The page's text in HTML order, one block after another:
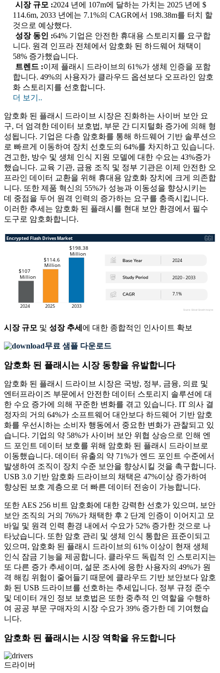
시장 규모 :2024 년에 107m에 달하는 가치는 2025 년에 $
114.6m, 2033 년에는 7.1%의 CAGR에서 198.38m를 터치 할
것으로 예상했다.
성장 동인 :64% 기업은 안전한 휴대용 스토리지를 요구합
니다. 원격 인프라 전체에서 암호화 된 하드웨어 채택이
58% 증가했습니다.
트렌드 :이제 플래시 드라이브의 61%가 생체 인증을 포함
합니다. 49%의 사용자가 클라우드 옵션보다 오프라인 암호
화 스토리지를 선호합니다.
더 보기..
암호화 된 플래시 드라이브 시장은 진화하는 사이버 보안 요
구, 더 엄격한 데이터 보호법, 부문 간 디지털화 증가에 의해 형
성됩니다. 기업은 다층 암호화를 통해 하드웨어 기반 솔루션으
로 빠르게 이동하여 장치 선호도의 64%를 차지하고 있습니다.
견고한, 방수 및 생체 인식 지원 모델에 대한 수요는 43%증가
했습니다. 교육 기관, 금융 조직 및 정부 기관은 이제 안전한 오
프라인 데이터 교환을 위해 휴대용 암호화 장치에 크게 의존합
니다. 또한 제품 혁신의 55%가 성능과 이동성을 향상시키는
데 중점을 두어 원격 인력의 증가하는 요구를 충족시킵니다.
이러한 추세는 암호화 된 플래시를 현대 보안 환경에서 필수
도구로 암호화합니다.
시장 규모 및 성장 추세 에 대한 종합적인 인사이트 확보
무료 샘플 다운로드
암호화 된 플래시는 시장 동향을 유발합니다
암호화 된 플래시 드라이브 시장은 국방, 정부, 금융, 의료 및
엔터프라이즈 부문에서 안전한 데이터 스토리지 솔루션에 대
한 수요 증가에 의해 꾸준한 변화를 겪고 있습니다. IT 의사 결
정자의 거의 64%가 소프트웨어 대안보다 하드웨어 기반 암호
화를 우선시하는 소비자 행동에서 중요한 변화가 관찰되고 있
습니다. 기업의 약 58%가 사이버 보안 위협 상승으로 인해 엔
드 포인트 데이터 보호를 위해 암호화 된 플래시 드라이브로
이동했습니다. 데이터 유출의 약 71%가 엔드 포인트 수준에서
발생하여 조직이 장치 수준 보안을 향상시킬 것을 촉구합니다.
USB 3.0 기반 암호화 드라이브의 채택은 47%이상 증가하여
향상된 보호 계층으로 더 빠른 데이터 전송이 가능합니다.
또한 AES 256 비트 암호화에 대한 강력한 선호가 있으며, 보안
보안 조직의 거의 76%가 채택한 후 2 단계 인증이 이어지고 모
바일 및 원격 인력 환경 내에서 수요가 52% 증가한 것으로 나
타났습니다. 또한 암호 관리 및 생체 인식 통합은 표준이되고
있으며, 암호화 된 플래시 드라이브의 61% 이상이 현재 생체
인식 잠금 기능을 제공합니다. 클라우드 독립적 인 스토리지는
또 다른 증가 추세이며, 설문 조사에 응한 사용자의 49%가 원
격 해킹 위험이 줄어들기 때문에 클라우드 기반 보안보다 암호
화 된 USB 드라이브를 선호하는 추세입니다. 정부 규정 준수
및 데이터 개인 정보 보호법은 또한 중추적 인 역할을 수행하
여 공공 부문 구매자의 시장 수요가 39% 증가한 데 기여했습
니다.
암호화 된 플래시는 시장 역학을 유도합니다
드라이버